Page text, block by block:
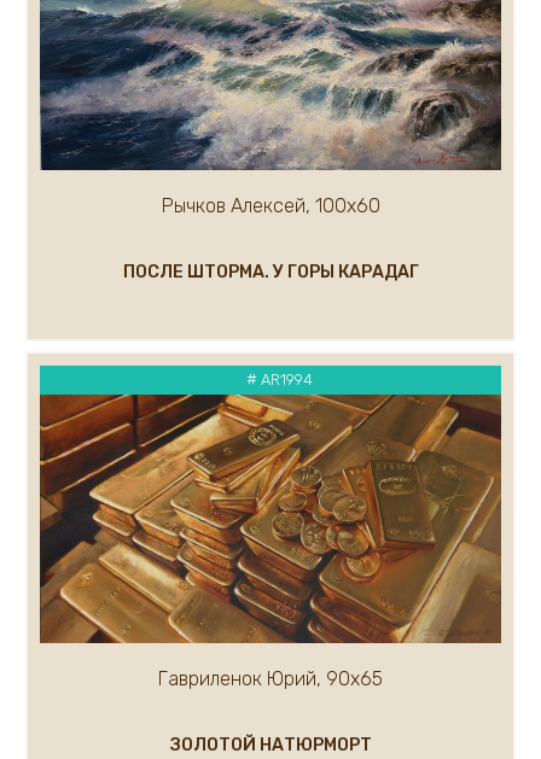
Малькова Ольга
Маслов Анатолий
Маргарян Артур
Мельникова Евгения
Мельников Андрей
Миронов Геннадий
Митин Дмитрий
Миханков Сергей
Рычков Алексей, 100х60
ПОСЛЕ ШТОРМА. У ГОРЫ КАРАДАГ
# AR1994
Гавриленок Юрий, 90х65
ЗОЛОТОЙ НАТЮРМОРТ